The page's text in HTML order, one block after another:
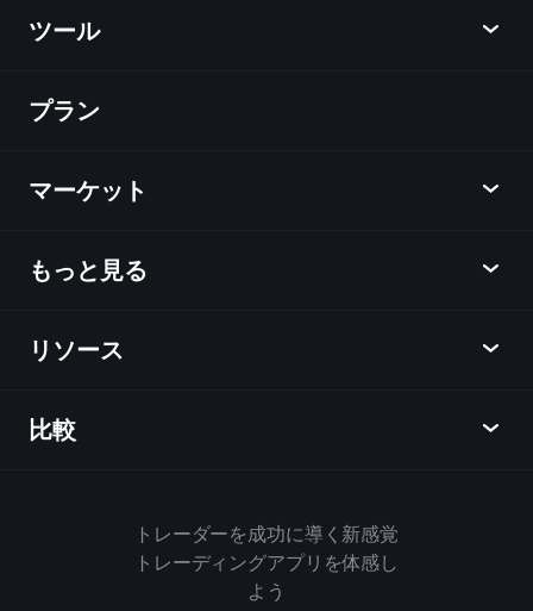
ツール
ディスカバー
チャート
ニュース
ラーニングハブ
メッセンジャー
プラン
マーケット
概要
外国為替
指数
もっと見る
アフィリエイトプログラム
企業情報
Playtradeについて
リソース
ヘルプセンター
ハウスルール
クッキーポリシー
比較
トレーダーを成功に導く新感覚
トレーディングアプリを体感し
よう